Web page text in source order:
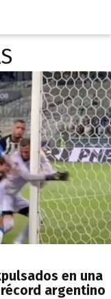
en una
argentino